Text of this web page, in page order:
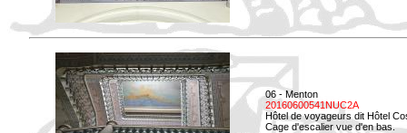
06 - Menton
20160600541NUC2A
Hôtel de voyageurs dit Hôtel
Cage d'escalier vue d'en bas.